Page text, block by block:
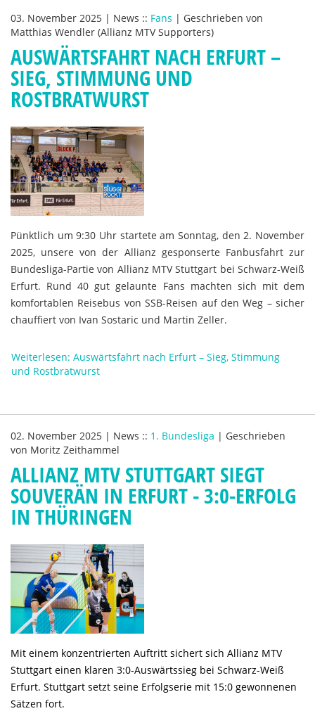
03. November 2025 | News :: Fans | Geschrieben von
Matthias Wendler (Allianz MTV Supporters)
AUSWÄRTSFAHRT NACH ERFURT –
SIEG, STIMMUNG UND
ROSTBRATWURST
Pünktlich um 9:30 Uhr startete am Sonntag, den 2. November
2025, unsere von der Allianz gesponserte Fanbusfahrt zur
Bundesliga-Partie von Allianz MTV Stuttgart bei Schwarz-Weiß
Erfurt. Rund 40 gut gelaunte Fans machten sich mit dem
komfortablen Reisebus von SSB-Reisen auf den Weg – sicher
chauffiert von Ivan Sostaric und Martin Zeller.
Weiterlesen: Auswärtsfahrt nach Erfurt – Sieg, Stimmung
und Rostbratwurst
02. November 2025 | News :: 1. Bundesliga | Geschrieben
von Moritz Zeithammel
ALLIANZ MTV STUTTGART SIEGT
SOUVERÄN IN ERFURT - 3:0-ERFOLG
IN THÜRINGEN
Mit einem konzentrierten Auftritt sichert sich Allianz MTV
Stuttgart einen klaren 3:0-Auswärtssieg bei Schwarz-Weiß
Erfurt. Stuttgart setzt seine Erfolgserie mit 15:0 gewonnenen
Sätzen fort.